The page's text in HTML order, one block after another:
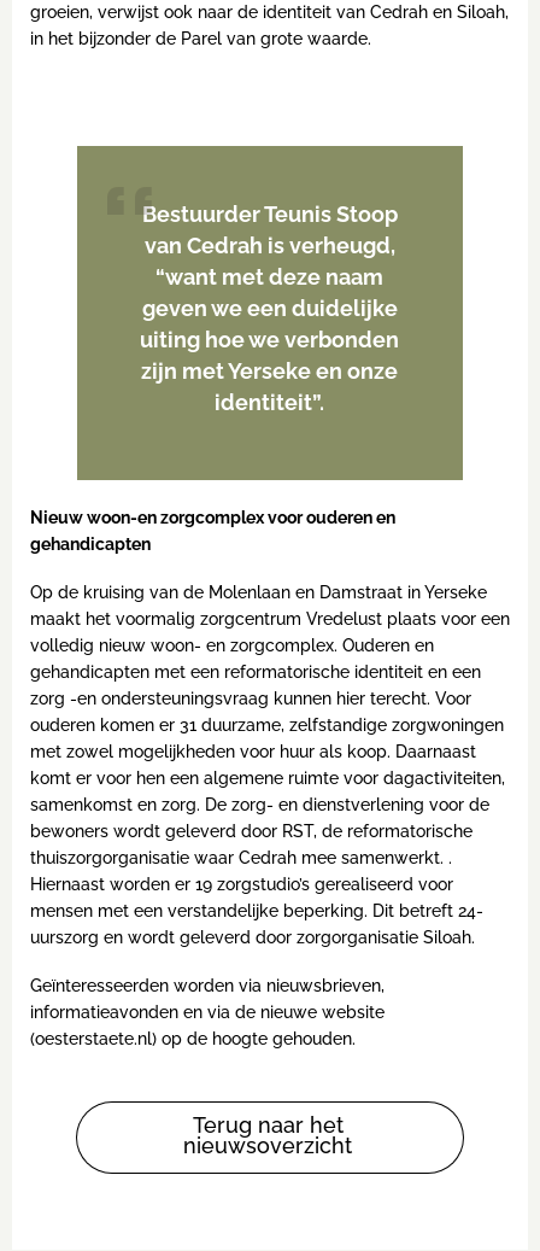
groeien, verwijst ook naar de identiteit van Cedrah en Siloah,
in het bijzonder de Parel van grote waarde.
Bestuurder Teunis Stoop
van Cedrah is verheugd,
“want met deze naam
geven we een duidelijke
uiting hoe we verbonden
zijn met Yerseke en onze
identiteit”.
Nieuw woon-en zorgcomplex voor ouderen en
gehandicapten
Op de kruising van de Molenlaan en Damstraat in Yerseke
maakt het voormalig zorgcentrum Vredelust plaats voor een
volledig nieuw woon- en zorgcomplex. Ouderen en
gehandicapten met een reformatorische identiteit en een
zorg -en ondersteuningsvraag kunnen hier terecht. Voor
ouderen komen er 31 duurzame, zelfstandige zorgwoningen
met zowel mogelijkheden voor huur als koop. Daarnaast
komt er voor hen een algemene ruimte voor dagactiviteiten,
samenkomst en zorg. De zorg- en dienstverlening voor de
bewoners wordt geleverd door RST, de reformatorische
thuiszorgorganisatie waar Cedrah mee samenwerkt. .
Hiernaast worden er 19 zorgstudio’s gerealiseerd voor
mensen met een verstandelijke beperking. Dit betreft 24-
uurszorg en wordt geleverd door zorgorganisatie Siloah.
Geïnteresseerden worden via nieuwsbrieven,
informatieavonden en via de nieuwe website
(oesterstaete.nl) op de hoogte gehouden.
Terug naar het
nieuwsoverzicht